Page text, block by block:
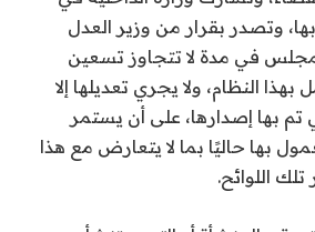
وتصدر بقرار من وزير العدل
في مدة لا تتجاوز تسعين
النظام، ولا يجري تعديلها إلا
تم بها إصدارها، على أن يستمر
بها حاليًا بما لا يتعارض مع هذا
اللوائح.